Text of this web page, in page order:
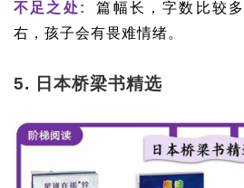
不足之处:
篇幅长，字数比较
右，孩子会有畏难情绪。
5. 日本桥梁书精选